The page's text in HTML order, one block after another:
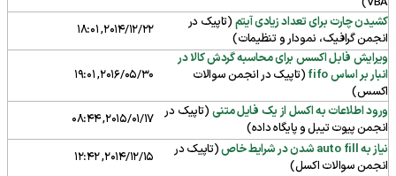
کشیدن چارت برای تعداد زیادی آیتم (تاپیک در
انجمنگرافیک، نمودار و تنظیمات)
2014/12/22, 18:01
ویرایش فابل اکسس برای محاسبه گردش کالا در
انبار بر اساس fifo
(تاپیک در انجمنسوالات
اکسس)
2016/05/30, 19:01
ورود اطلاعات به اکسل از یک فایل متنی (تاپیک در
انجمنپیوت تیبل و پایگاه داده)
2015/01/17, 08:44
نیاز به auto fill شدن در شرایط خاص
(تاپیک در
انجمنسوالات اکسل)
2014/12/15, 12:42